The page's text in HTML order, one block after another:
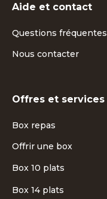
Aide et contact
Questions fréquentes
Nous contacter
Offres et services
Box repas
Offrir une box
Box 10 plats
Box 14 plats